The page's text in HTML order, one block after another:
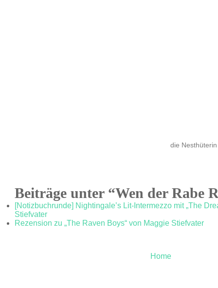
die Nesthüterin
Beiträge unter “Wen der Rabe
[Notizbuchrunde] Nightingale’s Lit-Intermezzo mit „The
Stiefvater
Rezension zu „The Raven Boys“ von Maggie Stiefvater
Home